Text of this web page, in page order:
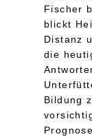
Fischer
blickt
Distanz
die
Bildung